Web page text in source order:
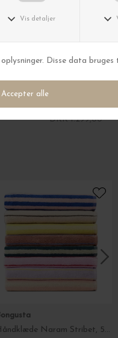
DKK 1.299,00
Håndklæde Naram Stribet, 50*80 - Vælg farve